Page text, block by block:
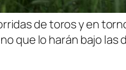
de toros y en
que lo harán bajo las